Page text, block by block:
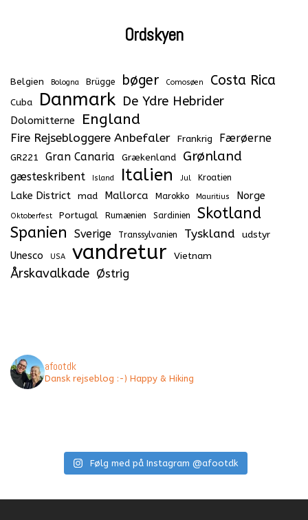
Ordskyen
Belgien Bologna Brügge bøger Comosøen Costa Rica
Cuba Danmark De Ydre Hebrider
Dolomitterne England
Fire Rejsebloggere Anbefaler Frankrig Færøerne
GR221 Gran Canaria Grækenland Grønland
gæsteskribent Island Italien Jul Kroatien
Lake District mad Mallorca Marokko Mauritius Norge
Oktoberfest Portugal Rumænien Sardinien
Skotland
Spanien
Sverige Transsylvanien Tyskland udstyr
Unesco USA vandretur Vietnam
Årskavalkade Østrig
afootdk
Dansk rejseblog :-) Happy & Hiking
Følg med på Instagram @afootdk